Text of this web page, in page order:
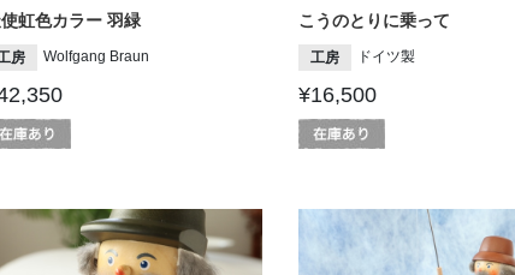
虹色カラー 羽緑
房 Wolfgang Braun
こうのとりに乗って
工房 ドイツ製
¥16,500